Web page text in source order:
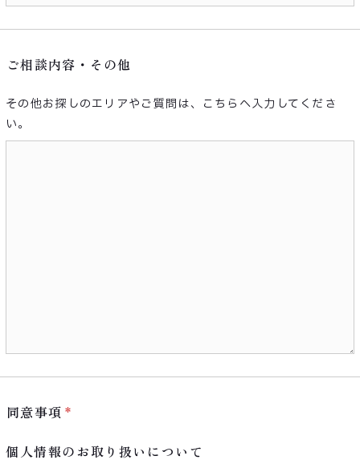
ご相談内容・その他
その他お探しのエリアやご質問は、こちらへ入力してくださ
い。
同意事項
個人情報のお取り扱いについて